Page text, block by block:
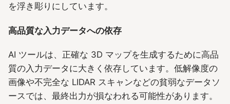
を浮き彫りにしています。
高品質な入力データへの依存
AI ツールは、正確な 3D マップを生成するために高品
質の入力データに大きく依存しています。低解像度の
画像や不完全な LIDAR スキャンなどの貧弱なデータソ
ースでは、最終出力が損なわれる可能性があります。